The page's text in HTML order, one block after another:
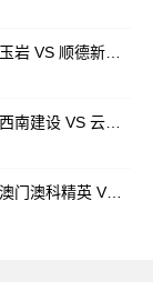
07月24日 佛山西甲足球联赛第3轮 中国澳门澳科精英 VS 藝品高國際 全场录像